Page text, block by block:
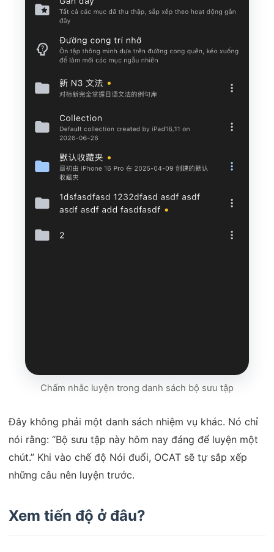
Chấm nhắc luyện trong danh sách bộ sưu tập
Đây không phải một danh sách nhiệm vụ khác. Nó chỉ
nói rằng: “Bộ sưu tập này hôm nay đáng để luyện một
chút.” Khi vào chế độ Nói đuổi, OCAT sẽ tự sắp xếp
những câu nên luyện trước.
Xem tiến độ ở đâu?